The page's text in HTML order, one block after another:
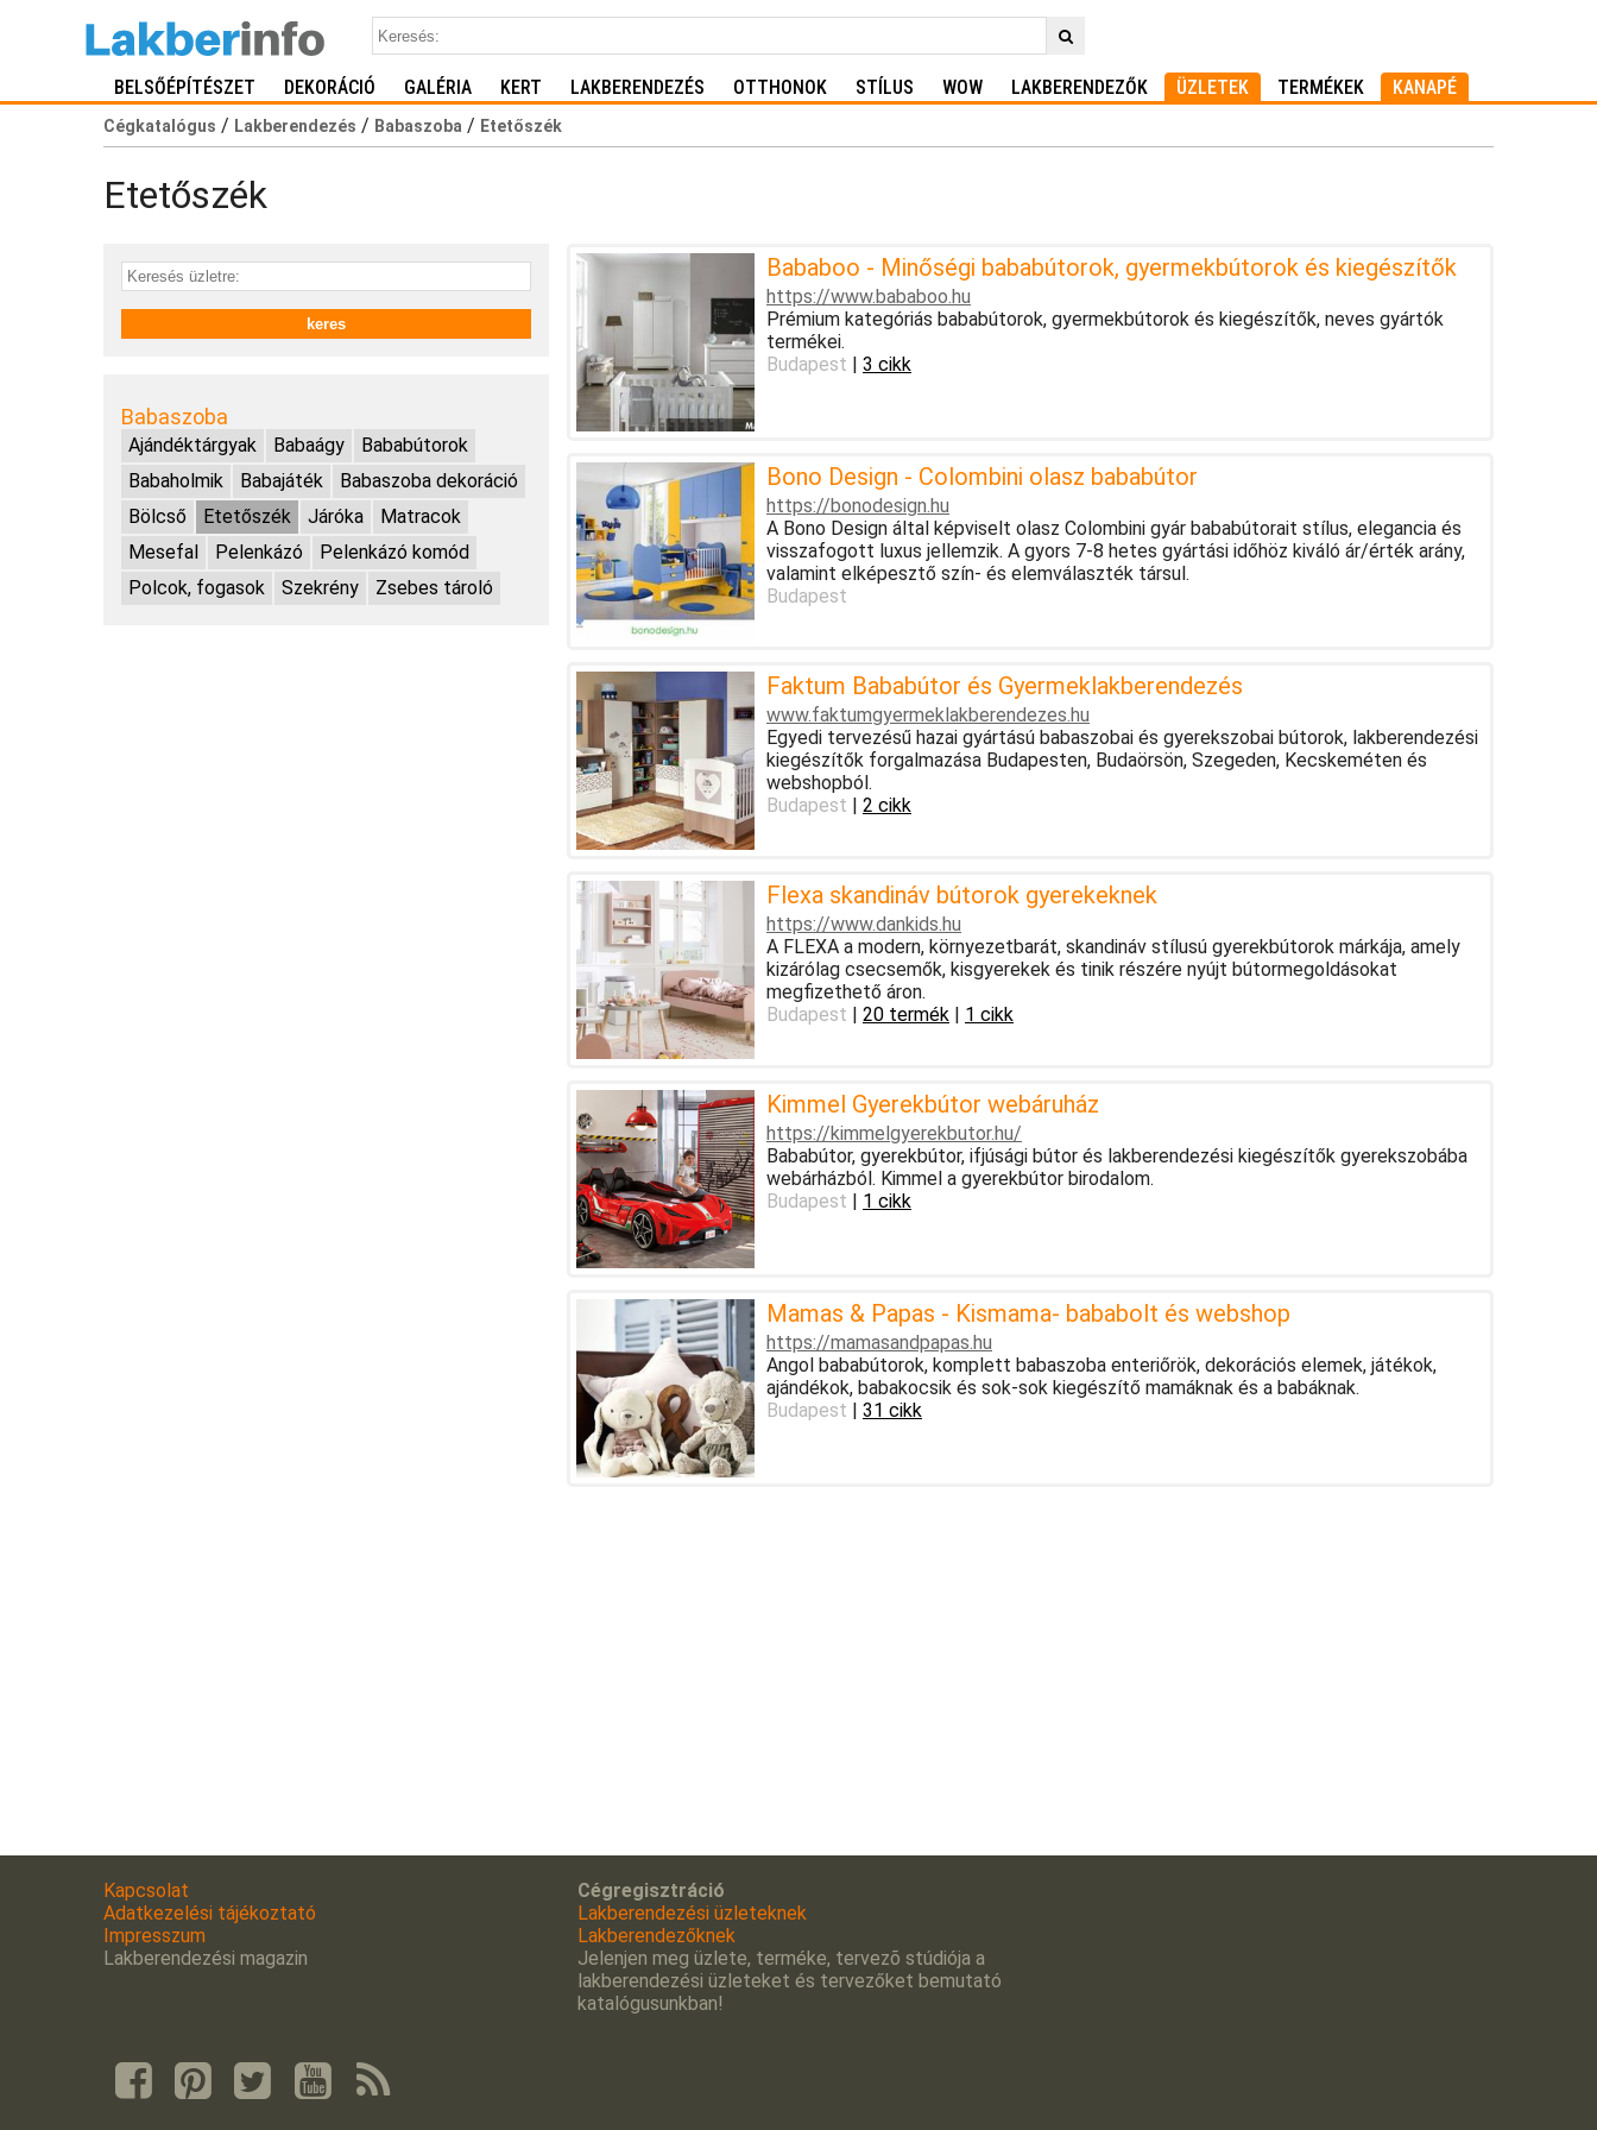
BELSŐÉPÍTÉSZET DEKORÁCIÓ GALÉRIA KERT LAKBERENDEZÉS OTTHONOK STÍLUS WOW LAKBERENDEZŐK ÜZLETEK TERMÉKEK KANAPÉ
Cégkatalógus / Lakberendezés / Babaszoba / Etetőszék
Etetőszék
Babaszoba
Ajándéktárgyak Babaágy
Bababútorok
Babaholmik
Babajáték
Babaszoba dekoráció
Bölcső
Etetőszék Járóka
Matracok
Mesefal
Pelenkázó
Pelenkázó komód
Polcok, fogasok
Szekrény Zsebes tároló
Bababoo - Minőségi bababútorok, gyermekbútorok és kiegészítők
https://www.bababoo.hu
Prémium kategóriás bababútorok, gyermekbútorok és kiegészítők, neves gyártók
termékei.
Budapest | 3 cikk
Bono Design - Colombini olasz bababútor
https://bonodesign.hu
A Bono Design által képviselt olasz Colombini gyár bababútorait stílus, elegancia és
visszafogott luxus jellemzik. A gyors 7-8 hetes gyártási időhöz kiváló ár/érték arány,
valamint elképesztő szín- és elemválaszték társul.
Budapest
Faktum Bababútor és Gyermeklakberendezés
www.faktumgyermeklakberendezes.hu
Egyedi tervezésű hazai gyártású babaszobai és gyerekszobai bútorok, lakberendezési
kiegészítők forgalmazása Budapesten, Budaörsön, Szegeden, Kecskeméten és
webshopból.
Budapest | 2 cikk
Flexa skandináv bútorok gyerekeknek
https://www.dankids.hu
A FLEXA a modern, környezetbarát, skandináv stílusú gyerekbútorok márkája, amely
kizárólag csecsemők, kisgyerekek és tinik részére nyújt bútormegoldásokat
megfizethető áron.
Budapest | 20 termék| 1 cikk
Kimmel Gyerekbútor webáruház
https://kimmelgyerekbutor.hu/
Bababútor, gyerekbútor, ifjúsági bútor és lakberendezési kiegészítők gyerekszobába
webárházból. Kimmel a gyerekbútor birodalom.
Budapest | 1 cikk
Mamas & Papas - Kismama- bababolt és webshop
https://mamasandpapas.hu
Angol bababútorok, komplett babaszoba enteriőrök, dekorációs elemek, játékok,
ajándékok, babakocsik és sok-sok kiegészítő mamáknak és a babáknak.
Budapest | 31 cikk
Kapcsolat
Adatkezelési tájékoztató
Impresszum
Lakberendezési magazin
Cégregisztráció
Lakberendezési üzleteknek
Lakberendezőknek
Jelenjen meg üzlete, terméke, tervezõ stúdiója a
lakberendezési üzleteket és tervezőket bemutató
katalógusunkban!